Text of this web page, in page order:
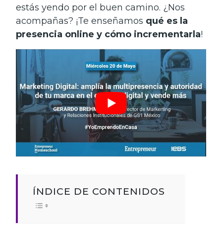
estás yendo por el buen camino. ¿Nos
acompañas? ¡Te enseñamos qué es la
presencia online y cómo incrementarla!
ÍNDICE DE CONTENIDOS